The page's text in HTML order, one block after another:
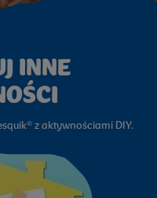
INNE
z aktywnościami DIY.